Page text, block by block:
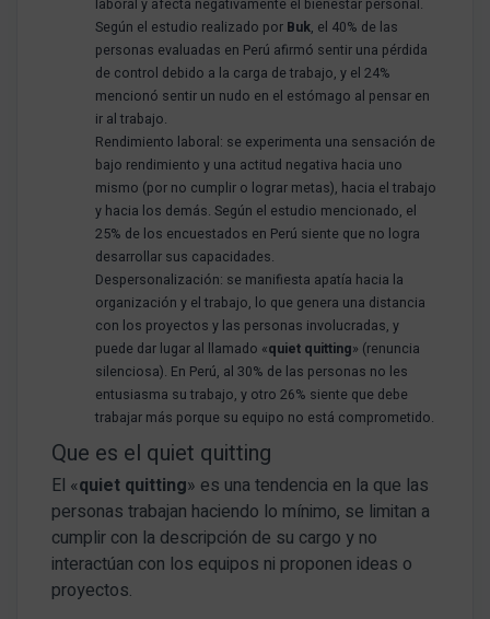
laboral y afecta negativamente el bienestar personal.
Según el estudio realizado por Buk, el 40% de las
personas evaluadas en Perú afirmó sentir una pérdida
de control debido a la carga de trabajo, y el 24%
mencionó sentir un nudo en el estómago al pensar en
ir al trabajo.
Rendimiento laboral: se experimenta una sensación de
bajo rendimiento y una actitud negativa hacia uno
mismo (por no cumplir o lograr metas), hacia el trabajo
y hacia los demás. Según el estudio mencionado, el
25% de los encuestados en Perú siente que no logra
desarrollar sus capacidades.
Despersonalización: se manifiesta apatía hacia la
organización y el trabajo, lo que genera una distancia
con los proyectos y las personas involucradas, y
puede dar lugar al llamado «quiet quitting» (renuncia
silenciosa). En Perú, al 30% de las personas no les
entusiasma su trabajo, y otro 26% siente que debe
trabajar más porque su equipo no está comprometido.
Que es el quiet quitting
El «quiet quitting» es una tendencia en la que las
personas trabajan haciendo lo mínimo, se limitan a
cumplir con la descripción de su cargo y no
interactúan con los equipos ni proponen ideas o
proyectos.